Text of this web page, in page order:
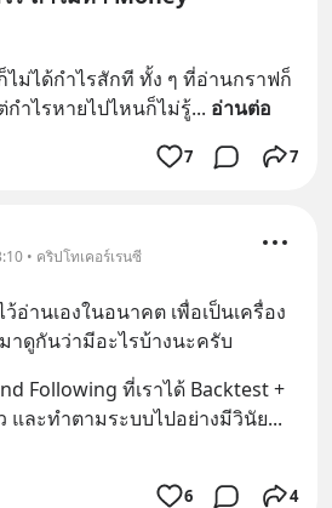
ไม่ได้กำไรสักที ทั้ง ๆ ที่อ่านกราฟก็
ำไรหายไปไหนก็ไม่รู้... อ่านต่อ
7 7
• คริปโทเคอร์เรนซี
อ่านเองในอนาคต เพื่อเป็นเครื่อง
าดูกันว่ามีอะไรบ้างนะครับ
Following ที่เราได้ Backtest +
และทำตามระบบไปอย่างมีวินัย
6 4